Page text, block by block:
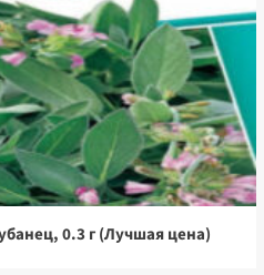
0.3 г (Лучшая цена)